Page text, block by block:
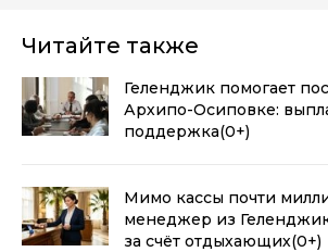
Читайте также
Геленджик помогает
Архипо-Осиповке:
поддержка(0+)
Мимо кассы почти
менеджер из
за счёт отдыхающих(0+)